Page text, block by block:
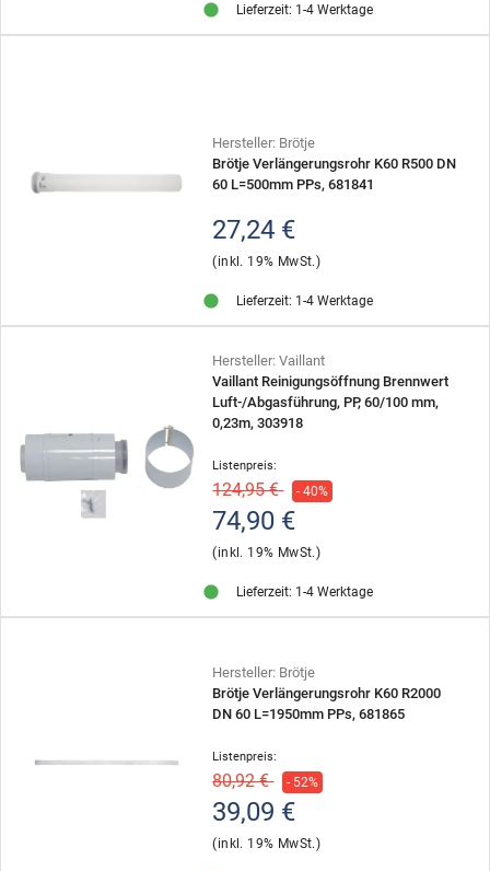
Lieferzeit: 1-4 Werktage
Hersteller: Brötje
Brötje Verlängerungsrohr K60 R500 DN
60 L=500mm PPs, 681841
27,24 €
(inkl. 19% MwSt.)
Lieferzeit: 1-4 Werktage
Hersteller: Vaillant
Vaillant Reinigungsöffnung Brennwert
Luft-/Abgasführung, PP, 60/100 mm,
0,23m, 303918
Listenpreis:
124,95 € - 40%
74,90 €
(inkl. 19% MwSt.)
Lieferzeit: 1-4 Werktage
Hersteller: Brötje
Brötje Verlängerungsrohr K60 R2000
DN 60 L=1950mm PPs, 681865
Listenpreis:
80,92 € - 52%
39,09 €
(inkl. 19% MwSt.)